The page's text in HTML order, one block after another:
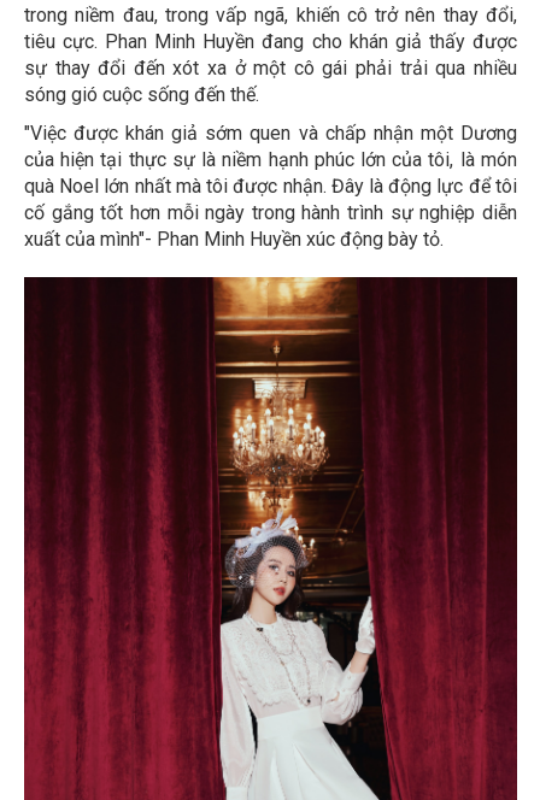
trong niềm đau, trong vấp ngã, khiến cô trở nên thay đổi,
tiêu cực. Phan Minh Huyền đang cho khán giả thấy được
sự thay đổi đến xót xa ở một cô gái phải trải qua nhiều
sóng gió cuộc sống đến thế.
"Việc được khán giả sớm quen và chấp nhận một Dương
của hiện tại thực sự là niềm hạnh phúc lớn của tôi, là món
quà Noel lớn nhất mà tôi được nhận. Đây là động lực để tôi
cố gắng tốt hơn mỗi ngày trong hành trình sự nghiệp diễn
xuất của mình"- Phan Minh Huyền xúc động bày tỏ.